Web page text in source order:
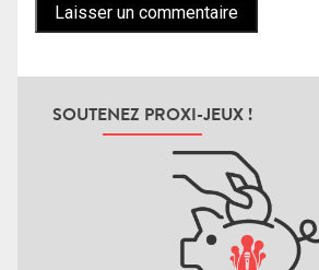
SOUTENEZ PROXI-JEUX !